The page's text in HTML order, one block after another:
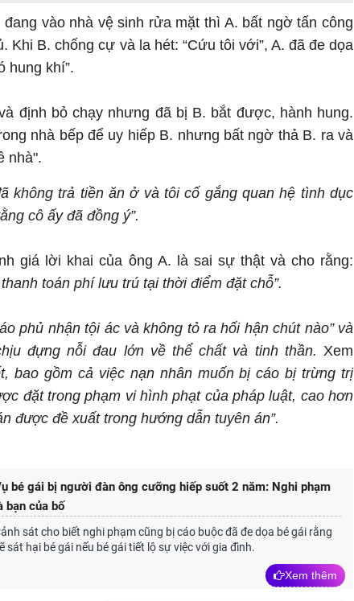
đang vào nhà vệ sinh rửa mặt thì A. bất ngờ tấn công
Khi B. chống cự và la hét: “Cứu tôi với”, A. đã đe dọa
hung khí”.
định bỏ chạy nhưng đã bị B. bắt được, hành hung.
nhà bếp để uy hiếp B. nhưng bất ngờ thả B. ra và
nhà".
không trả tiền ăn ở và tôi cố gắng quan hệ tình dục
cô ấy đã đồng ý”.
giá lời khai của ông A. là sai sự thật và cho rằng:
toán phí lưu trú tại thời điểm đặt chỗ”.
phủ nhận tội ác và không tỏ ra hối hận chút nào” và
đựng nỗi đau lớn về thể chất và tinh thần. Xem
bao gồm cả việc nạn nhân muốn bị cáo bị trừng trị
đặt trong phạm vi hình phạt của pháp luật, cao hơn
được đề xuất trong hướng dẫn tuyên án”.
bé gái bị người đàn ông cưỡng hiếp suốt 2 năm: Nghi phạm
bạn của bố
sát cho biết nghi phạm cũng bị cáo buộc đã đe dọa bé gái rằng
sát hại bé gái nếu bé gái tiết lộ sự việc với gia đình.
Xem thêm